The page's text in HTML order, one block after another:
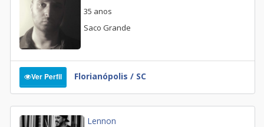
35 anos
Saco Grande
Ver Perfil Florianópolis / SC
Lennon